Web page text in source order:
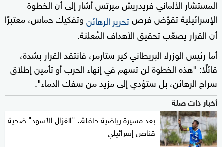
المستشار الألماني فريدريش ميرتس أشار إلى أن الخطوة
الإسرائيلية تقوّض فرصتحرير الرهائنوتفكيك حماس، معتبرًا
أن القرار يصعّب تحقيق الأهداف المُعلنة.
أما رئيس الوزراء البريطاني كير ستارمر، فانتقد القرار بشدة،
قائلًا: "هذه الخطوة لن تسهم في إنهاء الحرب أو تأمين إطلاق
سراح الرهائن، بل ستؤدي إلى مزيد من سفك الدماء".
أخبار ذات صلة
بعد مسيرة رياضية حافلة.. "الغزال الأسود" ضحية
قناص إسرائيلي